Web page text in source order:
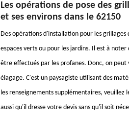
Les opérations de pose des
et ses environs dans le 62150
Des opérations d'installation pour les
espaces verts ou pour les jardins. Il est à
être effectués par les profanes. Donc, on peut
élagage. C'est un paysagiste utilisant des
les renseignements supplémentaires,
aussi qu'il dresse votre devis sans qu'il soit